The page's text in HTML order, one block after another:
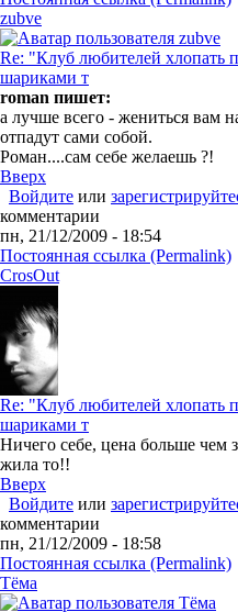
zubve
Re: "Клуб любителей хлопать
шариками т
roman пишет:
а лучше всего - жениться вам
отпадут сами собой.
Роман....сам себе желаешь ?!
Вверх
Войдите или
комментарии
пн, 21/12/2009 - 18:54
Постоянная ссылка (Permalink)
CrosOut
Re: "Клуб любителей хлопать
шариками т
Ничего себе, цена больше чем
жила то!!
Вверх
Войдите или
комментарии
пн, 21/12/2009 - 18:58
Постоянная ссылка (Permalink)
Tёма